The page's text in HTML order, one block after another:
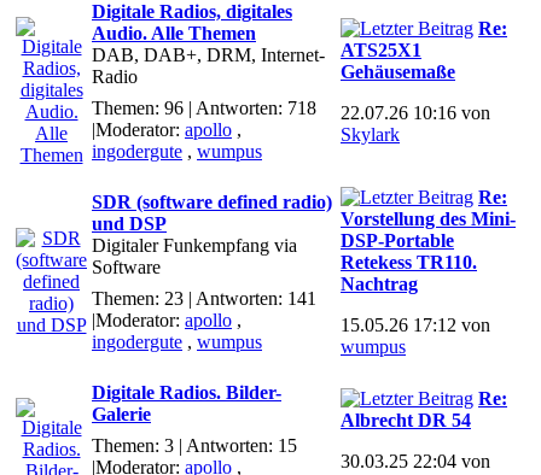
Digitale Radios, digitales
Audio. Alle Themen
DAB, DAB+, DRM, Internet-
Radio
Themen: 96 | Antworten: 718
|Moderator: apollo ,
ingodergute , wumpus
Re:
ATS25X1
Gehäusemaße
22.07.26 10:16 von
Skylark
SDR (software defined radio)
und DSP
Digitaler Funkempfang via
Software
Themen: 23 | Antworten: 141
|Moderator: apollo ,
ingodergute , wumpus
Re:
Vorstellung des Mini-
DSP-Portable
Retekess TR110.
Nachtrag
15.05.26 17:12 von
wumpus
Digitale Radios. Bilder-
Galerie
Themen: 3 | Antworten: 15
|Moderator: apollo ,
Re:
Albrecht DR 54
30.03.25 22:04 von